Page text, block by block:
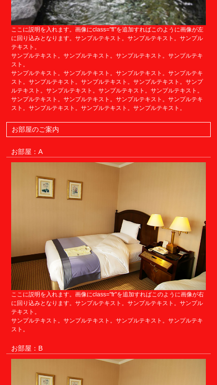
ここに説明を入れます。画像にclass="fl"を追加すればこのように画像が左
に回り込みとなります。サンプルテキスト。サンプルテキスト。サンプル
テキスト。
サンプルテキスト。サンプルテキスト。サンプルテキスト。サンプルテキ
スト。
サンプルテキスト。サンプルテキスト。サンプルテキスト。サンプルテキ
スト。サンプルテキスト。サンプルテキスト。サンプルテキスト。サンプ
ルテキスト。サンプルテキスト。サンプルテキスト。サンプルテキスト。
サンプルテキスト。サンプルテキスト。サンプルテキスト。サンプルテキ
スト。サンプルテキスト。サンプルテキスト。サンプルテキスト。
お部屋のご案内
お部屋：A
ここに説明を入れます。画像にclass="fr"を追加すればこのように画像が右
に回り込みとなります。サンプルテキスト。サンプルテキスト。サンプル
テキスト。
サンプルテキスト。サンプルテキスト。サンプルテキスト。サンプルテキ
スト。
お部屋：B